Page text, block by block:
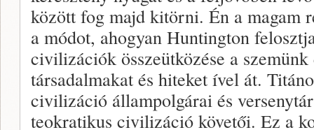
között fog majd kitörni. Én a magam
a módot, ahogyan Huntington
civilizációk összeütközése a
társadalmakat és hiteket ível át.
civilizáció állampolgárai és
teokratikus civilizáció követői. Ez a